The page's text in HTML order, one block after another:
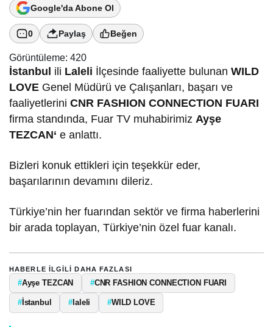
Google'da Abone Ol
0 Paylaş Beğen
Görüntüleme: 420
İstanbul ili Laleli İlçesinde faaliyette bulunanWILD
LOVE Genel Müdürü ve Çalışanları, başarı ve
faaliyetleriniCNR FASHION CONNECTION FUARI
firma standında, Fuar TV muhabirimiz Ayşe
TEZCAN‘ e anlattı.
Bizleri konuk ettikleri için teşekkür eder,
başarılarının devamını dileriz.
Türkiye’nin her fuarından sektör ve firma haberlerini
bir arada toplayan, Türkiye’nin özel fuar kanalı.
HABERLE ILGILI DAHA FAZLASI
#Ayşe TEZCAN #CNR FASHION CONNECTION FUARI
#İstanbul # laleli #WILD LOVE